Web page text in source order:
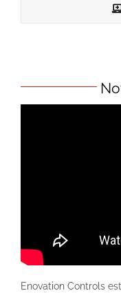
Enovation Controls